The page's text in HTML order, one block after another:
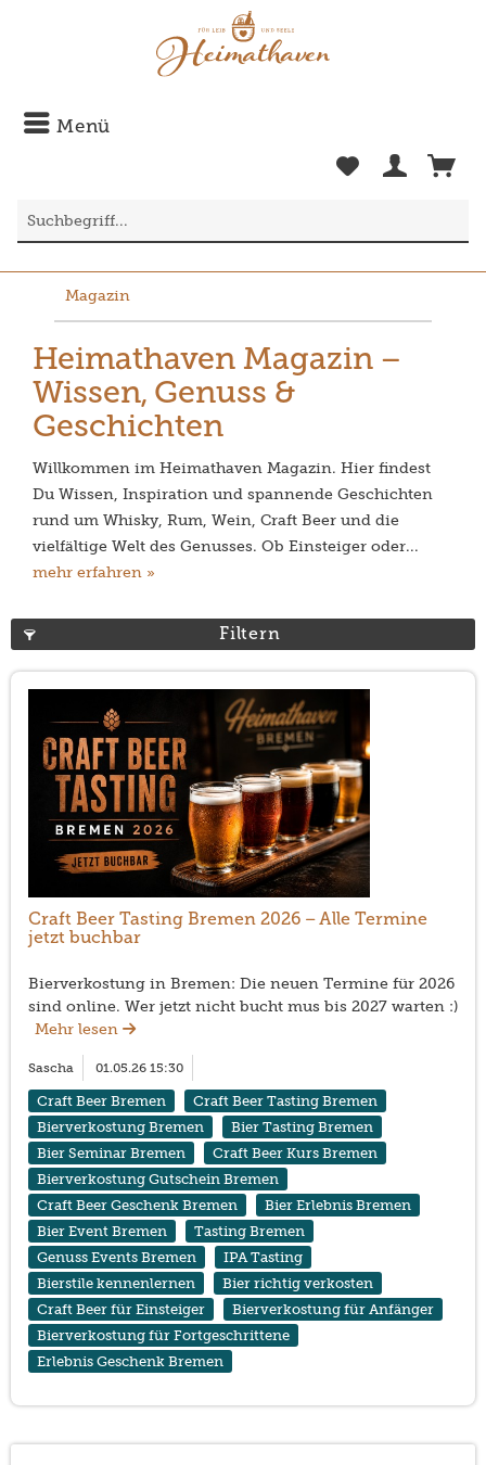
Menü
Magazin
Heimathaven Magazin –
Wissen, Genuss &
Geschichten
Willkommen im Heimathaven Magazin. Hier findest
Du Wissen, Inspiration und spannende Geschichten
rund um Whisky, Rum, Wein, Craft Beer und die
vielfältige Welt des Genusses. Ob Einsteiger oder...
mehr erfahren »
Filtern
Craft Beer Tasting Bremen 2026 – Alle Termine
jetzt buchbar
Bierverkostung in Bremen: Die neuen Termine für 2026
sind online. Wer jetzt nicht bucht mus bis 2027 warten :)
Mehr lesen
Sascha 01.05.26 15:30
Craft Beer Bremen
Craft Beer Tasting Bremen
Bierverkostung Bremen
Bier Tasting Bremen
Bier Seminar Bremen
Craft Beer Kurs Bremen
Bierverkostung Gutschein Bremen
Craft Beer Geschenk Bremen
Bier Erlebnis Bremen
Bier Event Bremen
Tasting Bremen
Genuss Events Bremen
IPA Tasting
Bierstile kennenlernen
Bier richtig verkosten
Craft Beer für Einsteiger
Bierverkostung für Anfänger
Bierverkostung für Fortgeschrittene
Erlebnis Geschenk Bremen